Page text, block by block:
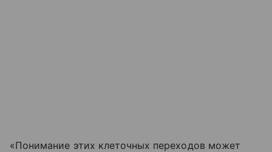
«Понимание этих клеточных переходов может